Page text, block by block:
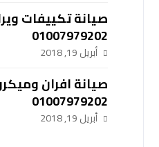
صيانة تكييفات
01007979202
أبريل 19, 2018
صيانة افران
01007979202
أبريل 19, 2018